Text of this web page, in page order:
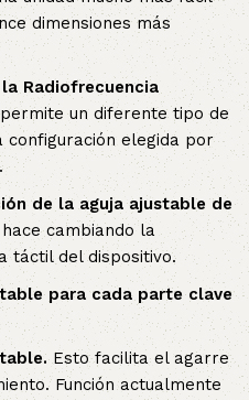
dimensiones más
Radiofrecuencia
un diferente tipo de
elegida por
de la aguja ajustable de
cambiando la
táctil del dispositivo.
para cada parte clave
Esto facilita el agarre
Función actualmente